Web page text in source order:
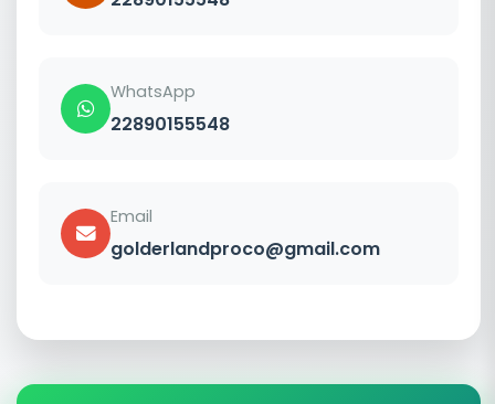
WhatsApp
22890155548
Email
golderlandproco@gmail.com